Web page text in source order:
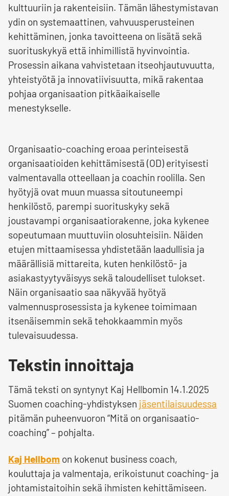
kulttuuriin ja rakenteisiin. Tämän lähestymistavan
ydin on systemaattinen, vahvuusperusteinen
kehittäminen, jonka tavoitteena on lisätä sekä
suorituskykyä että inhimillistä hyvinvointia.
Prosessin aikana vahvistetaan itseohjautuvuutta,
yhteistyötä ja innovatiivisuutta, mikä rakentaa
pohjaa organisaation pitkäaikaiselle
menestykselle.
Organisaatio-coaching eroaa perinteisestä
organisaatioiden kehittämisestä (OD) erityisesti
valmentavalla otteellaan ja coachin roolilla. Sen
hyötyjä ovat muun muassa sitoutuneempi
henkilöstö, parempi suorituskyky sekä
joustavampi organisaatiorakenne, joka kykenee
sopeutumaan muuttuviin olosuhteisiin. Näiden
etujen mittaamisessa yhdistetään laadullisia ja
määrällisiä mittareita, kuten henkilöstö- ja
asiakastyytyväisyys sekä taloudelliset tulokset.
Näin organisaatio saa näkyvää hyötyä
valmennusprosessista ja kykenee toimimaan
itsenäisemmin sekä tehokkaammin myös
tulevaisuudessa.
Tekstin innoittaja
Tämä teksti on syntynyt Kaj Hellbomin 14.1.2025
Suomen coaching-yhdistyksen jäsentilaisuudessa
pitämän puheenvuoron “Mitä on organisaatio-
coaching” – pohjalta.
Kaj Hellbom on kokenut business coach,
kouluttaja ja valmentaja, erikoistunut coaching- ja
johtamistaitoihin sekä ihmisten kehittämiseen.